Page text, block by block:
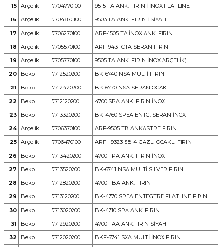
15
Arçelik 7704770100
9515 TA ANK. FIRIN İ İNOX FLATLINE
16
Arçelik 7704870100
9503 TA ANK. FIRIN İ SİYAH
17
Arçelik 7706270100
ARF-1505 TA İNOX ANK. FIRIN
18
Arçelik 7705570100
ARF-9431 CTA SERAN FIRIN
19
Arçelik 7705770100
9505 TA ANK. FIRIN İNOX ARÇELİK)
20
Beko 7712520200
BK-6740 NSA MULTİ FIRIN
21
Beko 7712420200
BK-6770 NSA SERAN OCAK
22
Beko 7712120200
4700 SPA ANK. FIRIN İNOX
23
Beko 7713320200
BK-4760 SPEA ENTG. SERAN İNOX
24
Arçelik 7706370100
ARF-9505 TB ANKASTRE FIRIN
25
Arçelik 7706470100
ARF - 9323 SB 4 GAZLI OCAKLI FIRIN
26
Beko 7713420200
4700 TPA ANK. FIRIN İNOX
27
Beko 7713520200
BK-6741 NSA MULTİ SILVER FIRIN
28
Beko 7712820200
4700 TBA ANK. FIRIN
29
Beko 7713120200
BK-4770 SPEA ENTEGTRE FLATLINE FIRIN
30
Beko 7713020200
BK-4710 SPA ANK. FIRIN
31
Beko 7712920200
4700 TAA ANK.FIRIN SİYAH
32
Beko 7712020200
BKF-6741 SXA MULTİ İNOX FIRIN